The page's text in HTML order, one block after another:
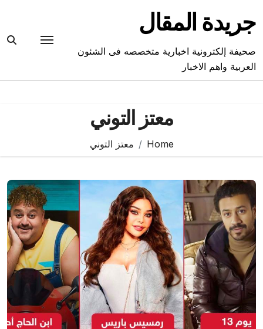
content
جريدة المقال
صحيفة إلكترونية اخبارية متخصصه فى الشئون
العربية واهم الاخبار
معتز التوني
Home معتز التوني